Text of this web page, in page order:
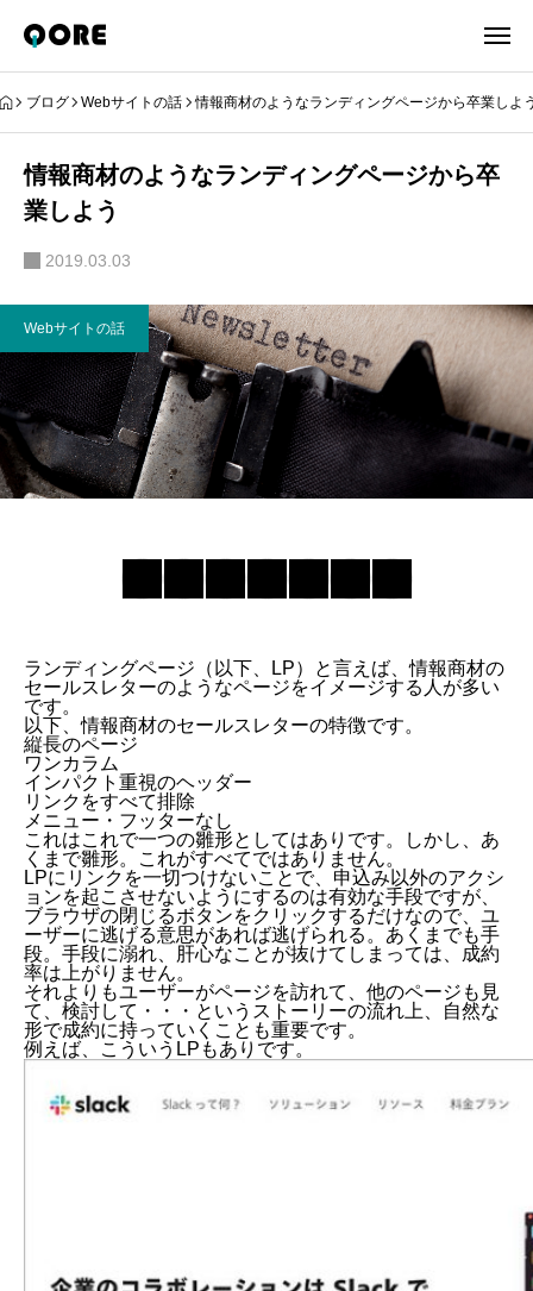
ブログ Webサイトの話 情報商材のようなランディングページから卒業しよ
情報商材のようなランディングページから卒
業しよう
2019.03.03
Webサイトの話
ランディングページ （以下、LP）と言えば、情報商材の
セールスレターのようなページをイメージする人が多い
です。
以下、情報商材のセールスレターの特徴です。
縦長のページ
ワンカラム
インパクト重視のヘッダー
リンクをすべて排除
メニュー・フッターなし
これはこれで一つの雛形としてはありです。しかし、あ
くまで雛形。これがすべてではありません。
LPにリンクを一切つけないことで、申込み以外のアクシ
ョンを起こさせないようにするのは有効な手段ですが、
ブラウザの閉じるボタンをクリックするだけなので、ユ
ーザーに逃げる意思があれば逃げられる。あくまでも手
段。手段に溺れ、肝心なことが抜けてしまっては、成約
率は上がりません。
それよりもユーザーがページを訪れて、他のページも見
て、検討して・・・というストーリーの流れ上、自然な
形で成約に持っていくことも重要です。
例えば、こういうLPもありです。